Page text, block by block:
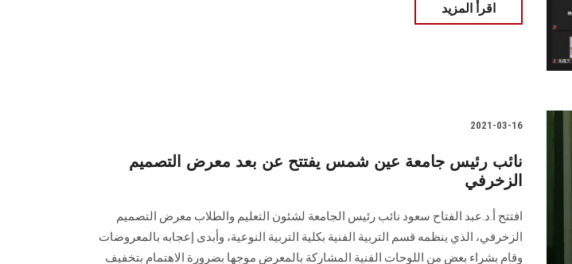
اقرأ المزيد
2021-03-16
نائب رئيس جامعة عين شمس يفتتح عن بعد معرض التصميم
الزخرفي
افتتح أ.د.عبد الفتاح سعود نائب رئيس الجامعة لشئون التعليم والطلاب معرض التصميم
الزخرفي، الذي ينظمه قسم التربية الفنية بكلية التربية النوعية، وأبدى إعجابه بالمعروضات
وقام بشراء بعض من اللوحات الفنية المشاركة بالمعرض موجها بضرورة الاهتمام بتخفيف